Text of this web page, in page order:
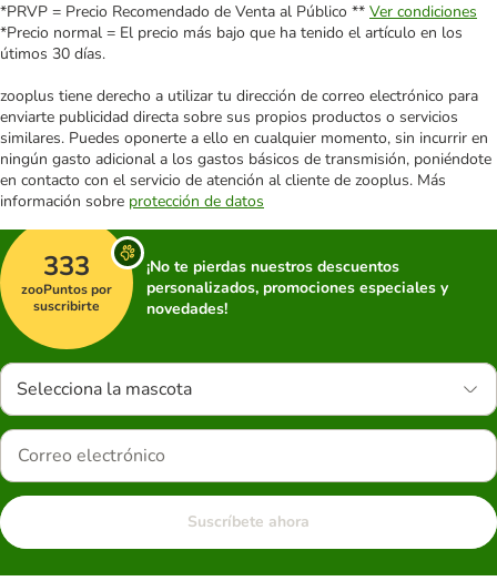
*PRVP = Precio Recomendado de Venta al Público ** Ver condiciones
*Precio normal = El precio más bajo que ha tenido el artículo en los
útimos 30 días.
zooplus tiene derecho a utilizar tu dirección de correo electrónico para
enviarte publicidad directa sobre sus propios productos o servicios
similares. Puedes oponerte a ello en cualquier momento, sin incurrir en
ningún gasto adicional a los gastos básicos de transmisión, poniéndote
en contacto con el servicio de atención al cliente de zooplus. Más
información sobre protección de datos
333
zooPuntos por
suscribirte
¡No te pierdas nuestros descuentos
personalizados, promociones especiales y
novedades!
Selecciona la mascota
Suscríbete ahora